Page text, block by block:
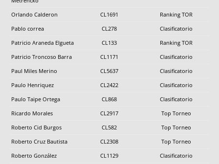
Orlando Calderon CL1691
Ranking TOR
Pablo correa
CL278
Clasificatorio
Patricio Araneda Elgueta
CL133
Ranking TOR
Patricio Troncoso Barra
CL1171
Clasificatorio
Paul Miles Merino
CL5637
Clasificatorio
Paulo Henriquez
CL2422
Clasificatorio
Paulo Taipe Ortega
CL868
Clasificatorio
Ricardo Morales
CL2917
Top Torneo
Roberto Cid Burgos
CL582
Top Torneo
Roberto Cruz Bautista
CL2308
Top Torneo
Roberto González
CL1129
Clasificatorio